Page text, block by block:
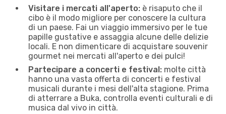
Visitare i mercati all'aperto: è risaputo che il
cibo è il modo migliore per conoscere la cultura
di un paese. Fai un viaggio immersivo per le tue
papille gustative e assaggia alcune delle delizie
locali. E non dimenticare di acquistare souvenir
gourmet nei mercati all'aperto e dei pulci!
Partecipare a concerti e festival: molte città
hanno una vasta offerta di concerti e festival
musicali durante i mesi dell'alta stagione. Prima
di atterrare a Buka, controlla eventi culturali e di
musica dal vivo in città.